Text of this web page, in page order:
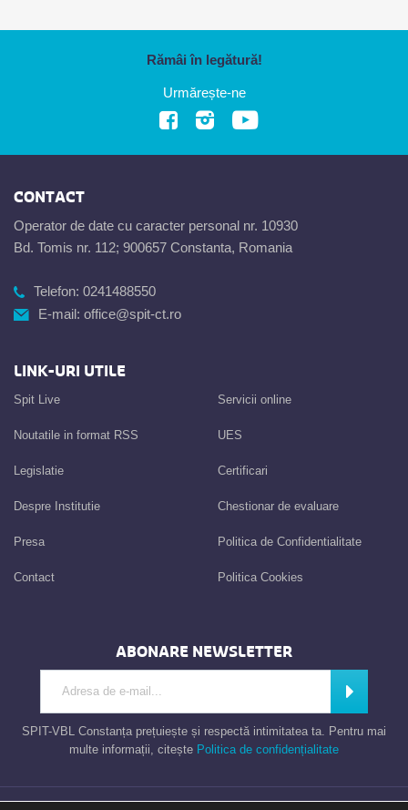
Rămâi în legătură!
Urmărește-ne
CONTACT
Operator de date cu caracter personal nr. 10930
Bd. Tomis nr. 112; 900657 Constanta, Romania
Telefon: 0241488550
E-mail: office@spit-ct.ro
LINK-URI UTILE
Spit Live
Noutatile in format RSS
Legislatie
Despre Institutie
Presa
Contact
Servicii online
UES
Certificari
Chestionar de evaluare
Politica de Confidentialitate
Politica Cookies
ABONARE NEWSLETTER
SPIT-VBL Constanța prețuiește și respectă intimitatea ta. Pentru mai
multe informații, citește Politica de confidențialitate